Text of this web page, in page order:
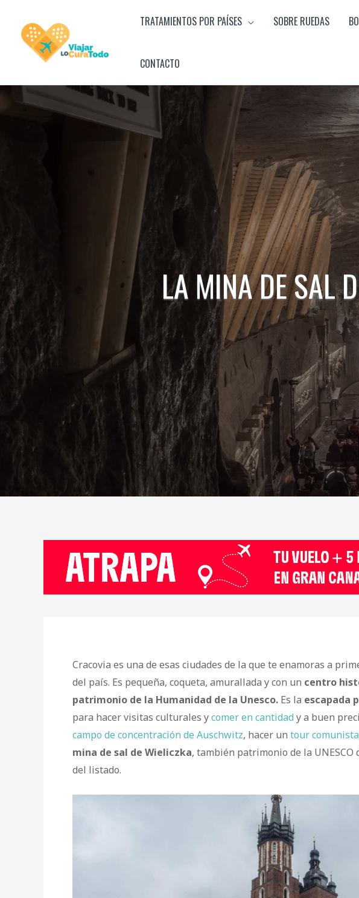
contenido
TRATAMIENTOS POR PAÍSES SOBRE RUEDAS
CONTACTO
LA MINA DE SAL
Cracovia es una de esas ciudades de la que te enamoras a
del país. Es pequeña, coqueta, amurallada y con un centro
patrimonio de la Humanidad de la Unesco. Es la escapada
para hacer visitas culturales ycomer en cantidad y a buen
campo de concentración de Auschwitz, hacer un tour
mina de sal de Wieliczka, también patrimonio de la
del listado.